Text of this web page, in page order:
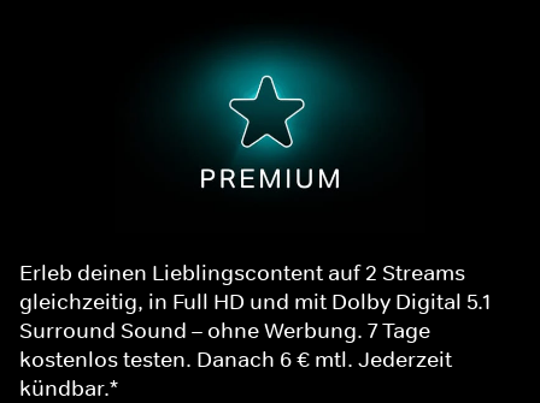
Erleb deinen Lieblingscontent auf 2 Streams
gleichzeitig, in Full HD und mit Dolby Digital 5.1
Surround Sound – ohne Werbung. 7 Tage
kostenlos testen. Danach 6 € mtl. Jederzeit
kündbar.*